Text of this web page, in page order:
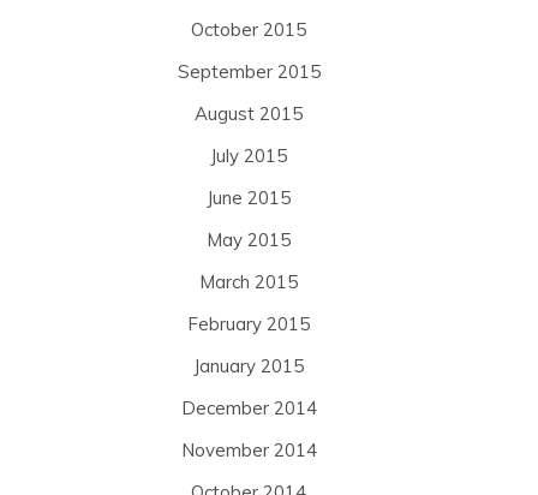
October 2015
September 2015
August 2015
July 2015
June 2015
May 2015
March 2015
February 2015
January 2015
December 2014
November 2014